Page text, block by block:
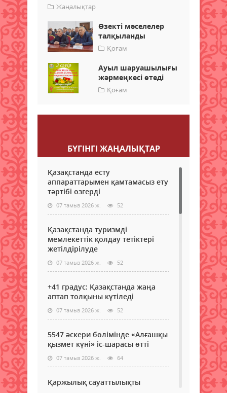
Жаңалықтар
Өзекті мәселелер
талқыланды
Қоғам
Ауыл шаруашылығы
жәрмеңкесі өтеді
Қоғам
БҮГІНГI ЖАҢАЛЫҚТАР
Қазақстанда есту
аппараттарымен қамтамасыз ету
тәртібі өзгерді
07 тамыз 2026 ж. 52
Қазақстанда туризмді
мемлекеттік қолдау тетіктері
жетілдірілуде
07 тамыз 2026 ж. 52
+41 градус: Қазақстанда жаңа
аптап толқыны күтіледі
07 тамыз 2026 ж. 52
5547 әскери бөлімінде «Алғашқы
қызмет күні» іс-шарасы өтті
07 тамыз 2026 ж. 64
Қаржылық сауаттылықты